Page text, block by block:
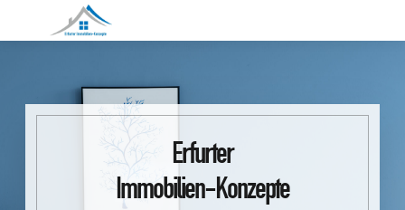
Erfurter
Immobilien-Konzepte